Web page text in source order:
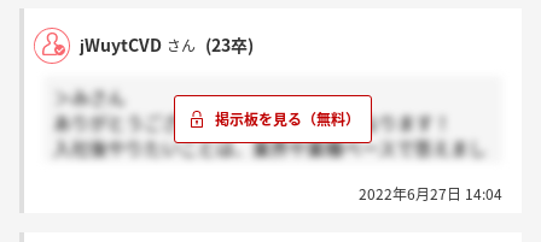
最終面接：その場で内定
なるくらいサラッとしてました。二次面接の方で企業
の志望動機を三回くらい掘り下げられ、メモもガッツ
リ取られてたので、二次は要対策かと思います。一次
はすごくいい雰囲気で、しっかり受け答えさえできれ
jWuytCVD さん (23卒)
＞みさん
ありがとうございます！非常に参考になります！
入社後やりたいことは、業界や業種ベースで答えまし
2022年6月27日 14:04